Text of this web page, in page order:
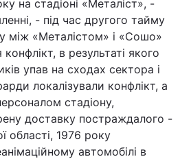
на стадіоні «Металіст», -
- під час другого тайму
між «Металістом» і «Сошо»
в результаті якого
упав на сходах сектора і
локалізували конфлікт, а
стадіону,
доставку постраждалого -
області, 1976 року
автомобілі в